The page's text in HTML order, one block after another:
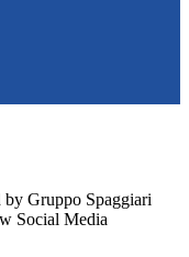
Gruppo Spaggiari
Social Media